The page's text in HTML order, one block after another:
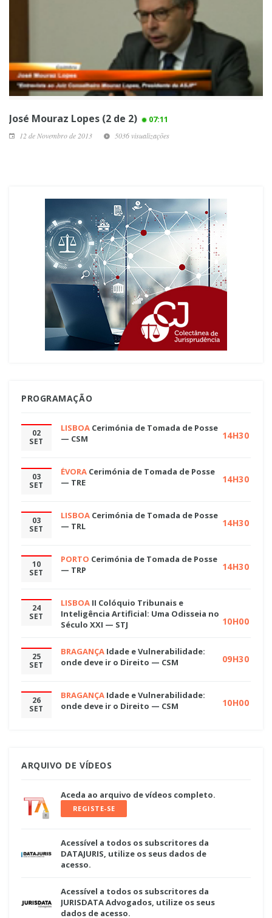
José Mouraz Lopes (2 de 2) 07:11
12 de Novembro de 2013 5036 visualizações
PROGRAMAÇÃO
02
SET
LISBOA Cerimónia de Tomada de Posse
— CSM
14H30
03
SET
ÉVORA Cerimónia de Tomada de Posse
— TRE
14H30
03
SET
LISBOA Cerimónia de Tomada de Posse
— TRL
14H30
10
SET
PORTO Cerimónia de Tomada de Posse
— TRP
14H30
24
SET
LISBOA II Colóquio Tribunais e
Inteligência Artificial: Uma Odisseia no
Século XXI — STJ
10H00
25
SET
BRAGANÇA Idade e Vulnerabilidade:
onde deve ir o Direito — CSM
09H30
26
SET
BRAGANÇA Idade e Vulnerabilidade:
onde deve ir o Direito — CSM
10H00
ARQUIVO DE VÍDEOS
Aceda ao arquivo de vídeos completo.
REGISTE-SE
Acessível a todos os subscritores da
DATAJURIS, utilize os seus dados de
acesso.
Acessível a todos os subscritores da
JURISDATA Advogados, utilize os seus
dados de acesso.